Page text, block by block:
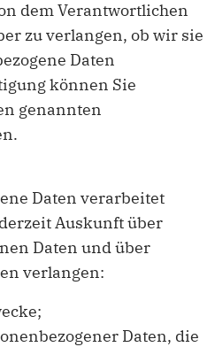
dem Verantwortlichen
zu verlangen, ob wir sie
Daten
können Sie
genannten
Daten verarbeitet
Auskunft über
Daten und über
verlangen:
Daten, die